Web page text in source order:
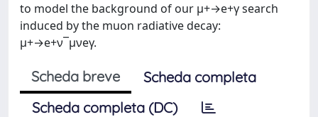
to model the background of our μ+→e+γ search
induced by the muon radiative decay:
μ+→e+ν¯μνeγ.
Scheda breve
Scheda completa
Scheda completa (DC)